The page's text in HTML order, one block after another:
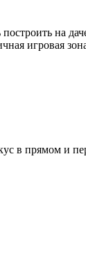
на
игровая
в прямом и